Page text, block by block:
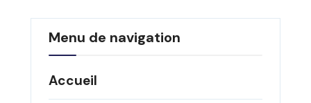
Menu de navigation
Accueil